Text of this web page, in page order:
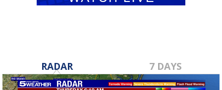
RADAR 7 DAYS